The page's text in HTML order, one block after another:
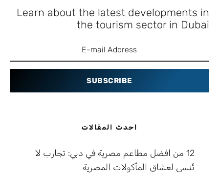
Learn about the latest developments in
the tourism sector in Dubai
SUBSCRIBE
احدث المقالات
12 من افضل مطاعم مصرية في دبي: تجارب لا
تُنسى لعشاق المأكولات المصرية